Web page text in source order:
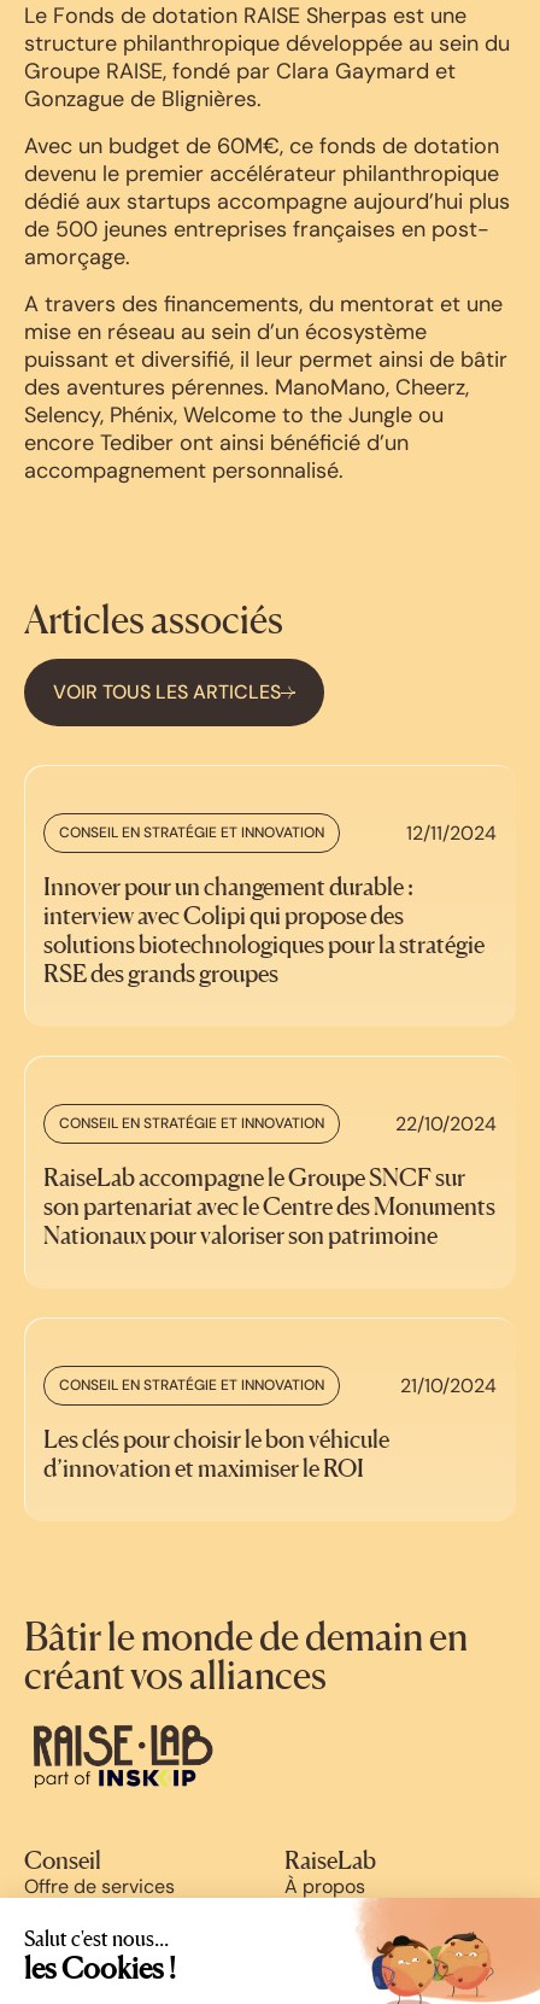
Le Fonds de dotation RAISE Sherpas est une
structure philanthropique développée au sein du
Groupe RAISE, fondé par Clara Gaymard et
Gonzague de Blignières.
Avec un budget de 60M€, ce fonds de dotation
devenu le premier accélérateur philanthropique
dédié aux startups accompagne aujourd’hui plus
de 500 jeunes entreprises françaises en post-
amorçage.
A travers des financements, du mentorat et une
mise en réseau au sein d’un écosystème
puissant et diversifié, il leur permet ainsi de bâtir
des aventures pérennes. ManoMano, Cheerz,
Selency, Phénix, Welcome to the Jungle ou
encore Tediber ont ainsi bénéficié d’un
accompagnement personnalisé.
Articles associés
VOIR TOUS LES ARTICLES
CONSEIL EN STRATÉGIE ET INNOVATION 12/11/2024
Innover pour un changement durable :
interview avec Colipi qui propose des
solutions biotechnologiques pour la stratégie
RSE des grands groupes
CONSEIL EN STRATÉGIE ET INNOVATION 22/10/2024
RaiseLab accompagne le Groupe SNCF sur
son partenariat avec le Centre des Monuments
Nationaux pour valoriser son patrimoine
CONSEIL EN STRATÉGIE ET INNOVATION 21/10/2024
Les clés pour choisir le bon véhicule
d’innovation et maximiser le ROI
Bâtir le monde de demain en
créant vos alliances
Conseil
Offre de services
Ressources
Success stories
RaiseLab
À propos
Nous rejoindre
Salut c'est nous...
les Cookies !